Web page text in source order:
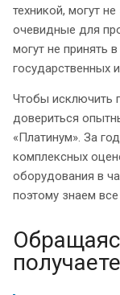
техникой, могут
очевидные для
могут не принять
государственных
Чтобы исключить
довериться
«Платинум». За
комплексных
оборудования в
поэтому знаем